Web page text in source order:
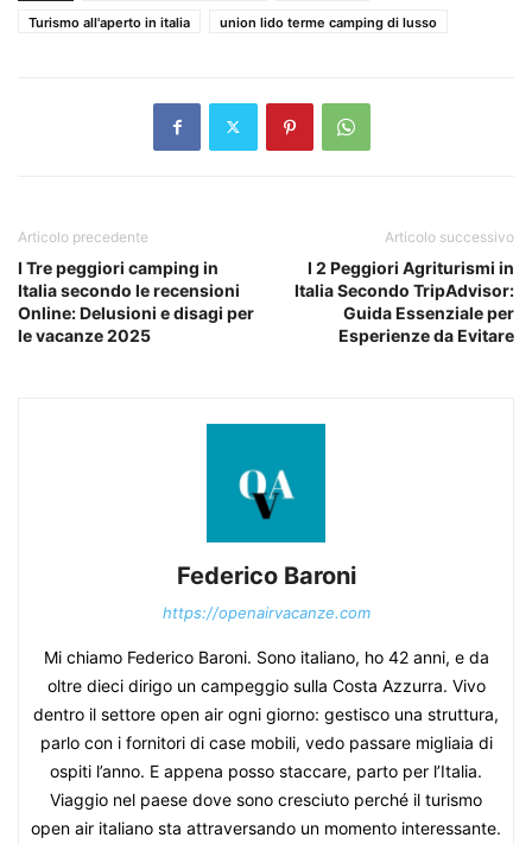
Turismo all'aperto in italia
union lido terme camping di lusso
Articolo precedente
I Tre peggiori camping in
Italia secondo le recensioni
Online: Delusioni e disagi per
le vacanze 2025
Articolo successivo
I 2 Peggiori Agriturismi in
Italia Secondo TripAdvisor:
Guida Essenziale per
Esperienze da Evitare
Federico Baroni
https://openairvacanze.com
Mi chiamo Federico Baroni. Sono italiano, ho 42 anni, e da
oltre dieci dirigo un campeggio sulla Costa Azzurra. Vivo
dentro il settore open air ogni giorno: gestisco una struttura,
parlo con i fornitori di case mobili, vedo passare migliaia di
ospiti l’anno. E appena posso staccare, parto per l’Italia.
Viaggio nel paese dove sono cresciuto perché il turismo
open air italiano sta attraversando un momento interessante.